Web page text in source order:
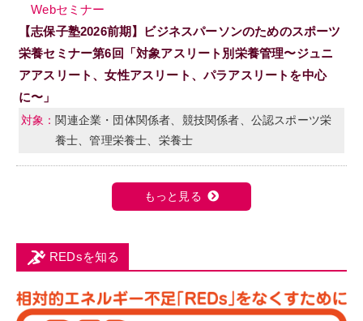
Webセミナー
【志保子塾2026前期】ビジネスパーソンのためのスポーツ
栄養セミナー第6回「対象アスリート別栄養管理〜ジュニ
アアスリート、女性アスリート、パラアスリートを中心
に〜」
関連企業・団体関係者、競技関係者、公認スポーツ栄
養士、管理栄養士、栄養士
もっと見る
REDsを知る